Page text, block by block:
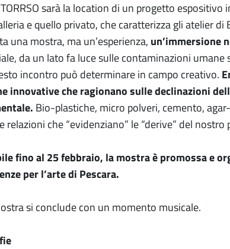
sarà la location di un progetto
e quello privato, che caratterizza gli atelier
una mostra, ma un’esperienza, un’immersione
da un lato fa luce sulle contaminazioni umane
incontro può determinare in campo creativo.
innovative che ragionano sulle declinazioni
Bio-plastiche, micro polveri, cemento,
relazioni che “evidenziano” le “derive” del
fino al 25 febbraio, la mostra è promossa e
per l’arte di Pescara.
si conclude con un momento musicale.